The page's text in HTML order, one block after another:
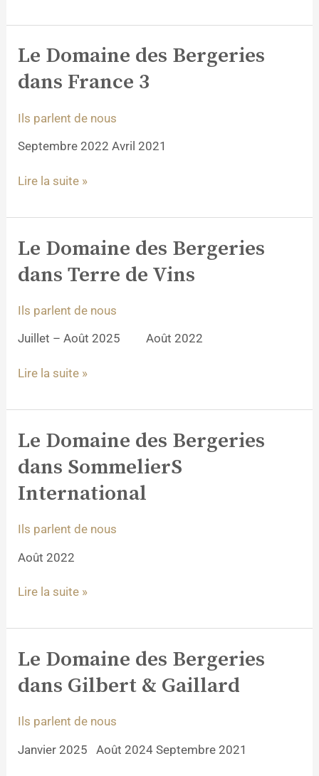
Le Domaine des Bergeries
dans France 3
Ils parlent de nous
Septembre 2022 Avril 2021
Le
des
dans
3
Lire la suite »
Le Domaine des Bergeries
dans Terre de Vins
Ils parlent de nous
Juillet – Août 2025 Août 2022
Le
des
dans
de
Lire la suite »
Le Domaine des Bergeries
dans SommelierS
International
Ils parlent de nous
Août 2022
Le
des
Bergeries
dans
International
Lire la suite »
Le Domaine des Bergeries
dans Gilbert & Gaillard
Ils parlent de nous
Janvier 2025 Août 2024 Septembre 2021
Le
des
dans
&